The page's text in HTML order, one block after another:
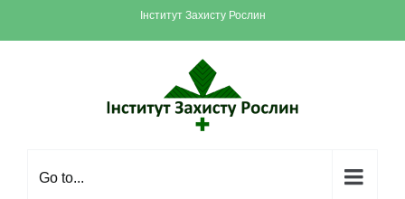
Інститут Захисту Рослин
Go to...